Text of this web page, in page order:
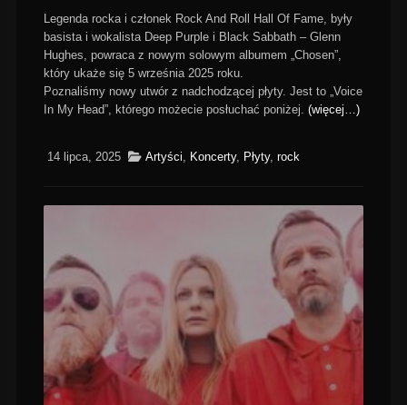
Legenda rocka i członek Rock And Roll Hall Of Fame, były
basista i wokalista Deep Purple i Black Sabbath – Glenn
Hughes, powraca z nowym solowym albumem „Chosen”,
który ukaże się 5 września 2025 roku.
Poznaliśmy nowy utwór z nadchodzącej płyty. Jest to „Voice
In My Head”, którego możecie posłuchać poniżej. (więcej…)
14 lipca, 2025 Artyści Koncerty, Płyty, rock